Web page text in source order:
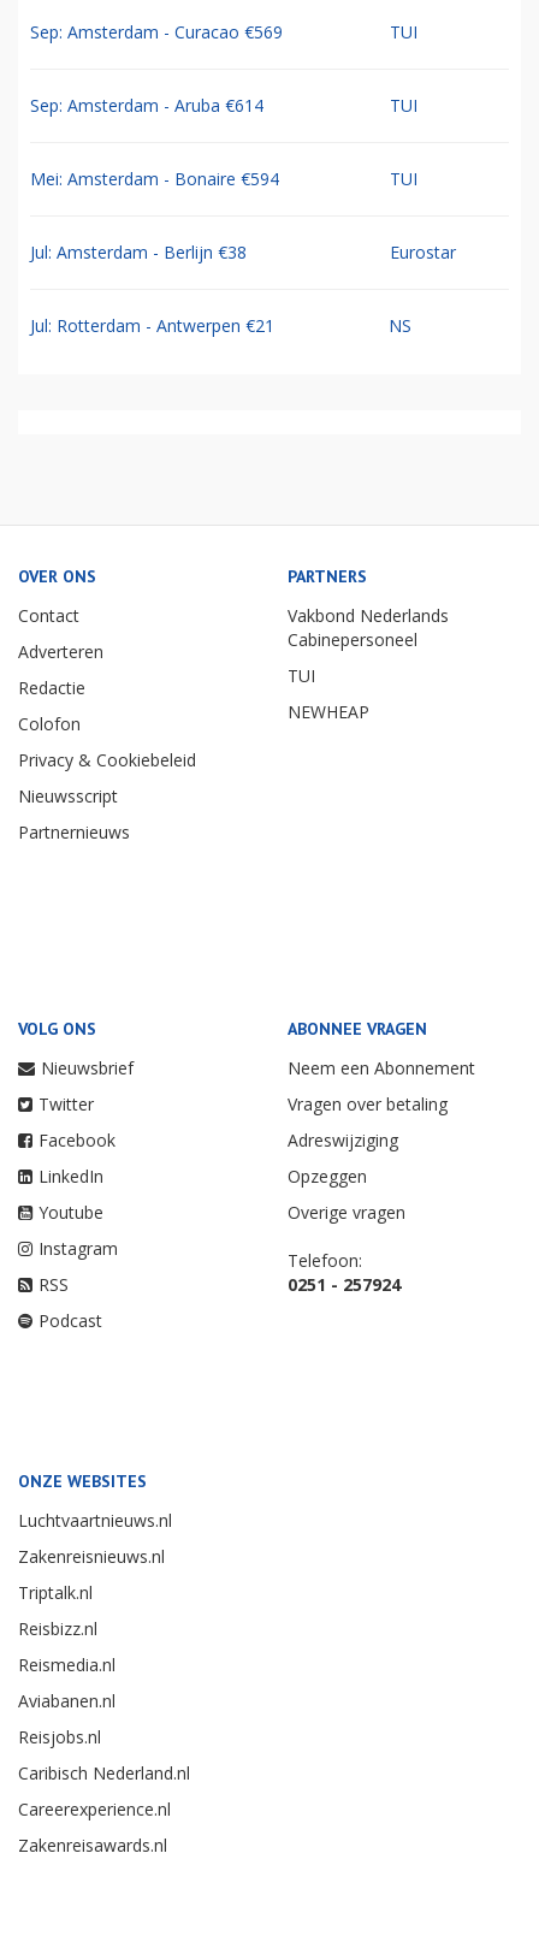
Sep: Amsterdam - Curacao €569 TUI
Sep: Amsterdam - Aruba €614 TUI
Mei: Amsterdam - Bonaire €594 TUI
Jul: Amsterdam - Berlijn €38 Eurostar
Jul: Rotterdam - Antwerpen €21 NS
OVER ONS
Contact
Adverteren
Redactie
Colofon
Privacy & Cookiebeleid
Nieuwsscript
Partnernieuws
PARTNERS
Vakbond Nederlands
Cabinepersoneel
TUI
NEWHEAP
VOLG ONS
Nieuwsbrief
Twitter
Facebook
LinkedIn
Youtube
Instagram
RSS
Podcast
ABONNEE VRAGEN
Neem een Abonnement
Vragen over betaling
Adreswijziging
Opzeggen
Overige vragen
Telefoon:
0251 - 257924
ONZE WEBSITES
Luchtvaartnieuws.nl
Zakenreisnieuws.nl
Triptalk.nl
Reisbizz.nl
Reismedia.nl
Aviabanen.nl
Reisjobs.nl
Caribisch Nederland.nl
Careerexperience.nl
Zakenreisawards.nl